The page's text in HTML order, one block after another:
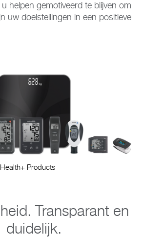
helpen gemotiveerd te blijven om
uw doelstellingen in een positieve
Products
Transparant en
duidelijk.